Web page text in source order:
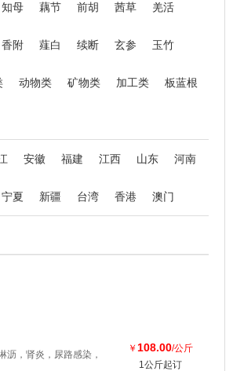
知母 藕节 前胡 茜草 羌活
香附 薤白 续断 玄参 玉竹
动物类 矿物类 加工类 板蓝根
安徽 福建 江西 山东 河南
宁夏 新疆 台湾 香港 澳门
沥，肾炎，尿路感染，
￥ 108.00/公斤
1公斤起订